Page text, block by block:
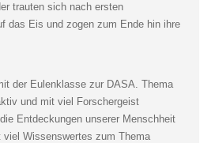
trauten sich nach ersten
das Eis und zogen zum Ende hin ihre
der Eulenklasse zur DASA. Thema
und mit viel Forschergeist
Entdeckungen unserer Menschheit
viel Wissenswertes zum Thema